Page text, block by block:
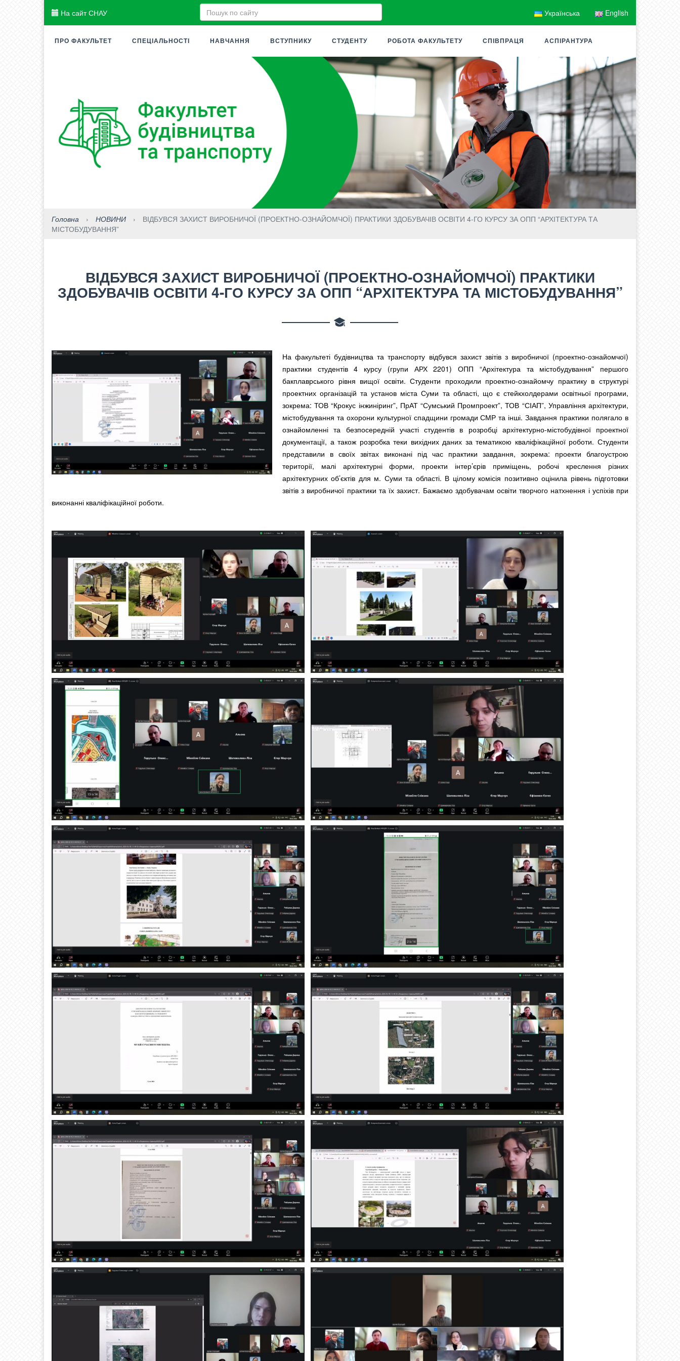
На сайт СНАУ Українська English
ПРО ФАКУЛЬТЕТ СПЕЦІАЛЬНОСТІ НАВЧАННЯ ВСТУПНИКУ СТУДЕНТУ РОБОТА ФАКУЛЬТЕТУ СПІВПРАЦЯ АСПІРАНТУРА
Головна › НОВИНИ ›
ВІДБУВСЯ ЗАХИСТ ВИРОБНИЧОЇ (ПРОЕКТНО-ОЗНАЙОМЧОЇ) ПРАКТИКИ ЗДОБУВАЧІВ ОСВІТИ 4-ГО КУРСУ ЗА ОПП “АРХІТЕКТУРА ТА
МІСТОБУДУВАННЯ”
ВІДБУВСЯ ЗАХИСТ ВИРОБНИЧОЇ (ПРОЕКТНО-ОЗНАЙОМЧОЇ) ПРАКТИКИ
ЗДОБУВАЧІВ ОСВІТИ 4-ГО КУРСУ ЗА ОПП “АРХІТЕКТУРА ТА МІСТОБУДУВАННЯ”
На факультеті будівництва та транспорту відбувся захист звітів з виробничої (проектно-ознайомчої)
практики студентів 4 курсу (групи АРХ 2201) ОПП “Архітектура та містобудування” першого
бакплаврського рівня вищої освіти. Студенти проходили проектно-ознайомчу практику в структурі
проектних організацій та установ міста Суми та області, що є стейкхолдерами освітньої програми,
зокрема: ТОВ “Крокус інжиніринг”, ПрАТ “Сумський Промпроект”, ТОВ “СІАП”, Управління архітектури,
містобудування та охорони культурної спадщини громади СМР та інші. Завдання практики полягало в
ознайомленні та безпосередній участі студентів в розробці архітектурно-містобудівної проектної
документації, а також розробка теки вихідних даних за тематикою кваліфікаційної роботи. Студенти
представили в своїх звітах виконані під час практики завдання, зокрема: проекти благоустрою
території, малі архітектурні форми, проекти інтер’єрів приміщень, робочі креслення різних
архітектурних об’єктів для м. Суми та області. В цілому комісія позитивно оцінила рівень підготовки
звітів з виробничої практики та їх захист. Бажаємо здобувачам освіти творчого натхнення і успіхів при
виконанні кваліфікаційної роботи.